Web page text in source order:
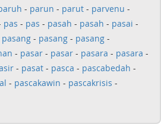
- parun - parut - parvenu -
pas - pas - pasah - pasah - pasai -
pasang - pasang - pasang -
- pasar - pasar - pasara - pasara -
- pasat - pasca - pascabedah -
- pascakawin - pascakrisis -